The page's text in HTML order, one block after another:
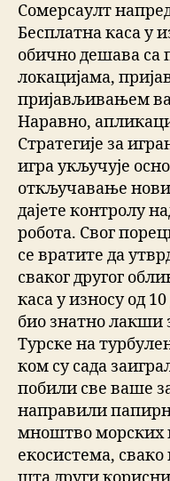
Сомерсаулт
Бесплатна каса у
обично дешава са
локацијама,
пријављивањем
Наравно,
Стратегије за
игра укључује
откључавање
дајете контролу
робота. Свог
се вратите да
сваког другог
каса у износу од
био знатно лакши
Турске на
ком су сада
побили све ваше
направили
мноштво морских
екосистема,